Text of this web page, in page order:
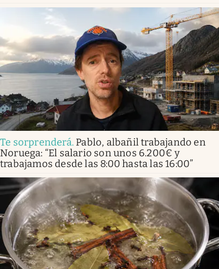
Te sorprenderá. Pablo, albañil trabajando en
Noruega: “El salario son unos 6.200€ y
trabajamos desde las 8:00 hasta las 16:00”